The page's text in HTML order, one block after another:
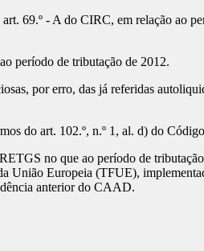
69.º - A do CIRC, em relação ao
período de tributação de 2012.
por erro, das já referidas
do art. 102.º, n.º 1, al. d) do
no que ao período de
União Europeia (TFUE),
anterior do CAAD.